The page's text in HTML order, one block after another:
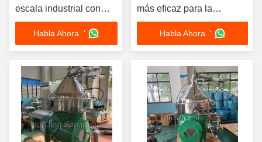
escala industrial con
certificado CE
Habla Ahora. '
más eficaz para la
separación de mezclas
Habla Ahora. '